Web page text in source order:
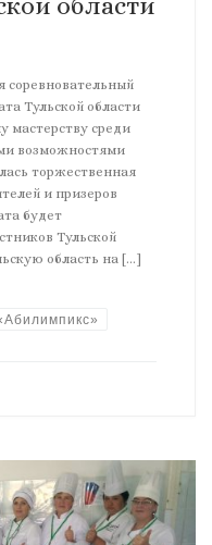
соревновательный
Тульской области
мастерству среди
возможностями
торжественная
и призеров
будет
Тульской
область на […]